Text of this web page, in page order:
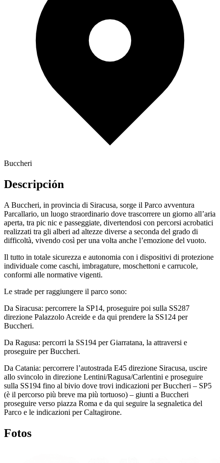
Buccheri
Descripción
A Buccheri, in provincia di Siracusa, sorge il Parco avventura
Parcallario, un luogo straordinario dove trascorrere un giorno all’aria
aperta, tra pic nic e passeggiate, divertendosi con percorsi acrobatici
realizzati tra gli alberi ad altezze diverse a seconda del grado di
difficoltà, vivendo così per una volta anche l’emozione del vuoto.
Il tutto in totale sicurezza e autonomia con i dispositivi di protezione
individuale come caschi, imbragature, moschettoni e carrucole,
conformi alle normative vigenti.
Le strade per raggiungere il parco sono:
Da Siracusa: percorrere la SP14, proseguire poi sulla SS287
direzione Palazzolo Acreide e da qui prendere la SS124 per
Buccheri.
Da Ragusa: percorri la SS194 per Giarratana, la attraversi e
proseguire per Buccheri.
Da Catania: percorrere l’autostrada E45 direzione Siracusa, uscire
allo svincolo in direzione Lentini/Ragusa/Carlentini e proseguire
sulla SS194 fino al bivio dove trovi indicazioni per Buccheri – SP5
(è il percorso più breve ma più tortuoso) – giunti a Buccheri
proseguire verso piazza Roma e da qui seguire la segnaletica del
Parco e le indicazioni per Caltagirone.
Fotos